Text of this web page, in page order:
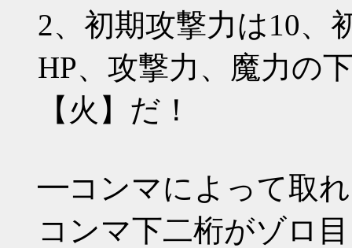
2、初期攻撃力は10、
HP、攻撃力、魔力の
【火】だ！
━コンマによって取
コンマ下二桁がゾロ